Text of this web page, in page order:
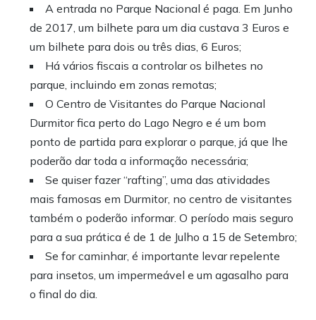
A entrada no Parque Nacional é paga. Em Junho
de 2017, um bilhete para um dia custava 3 Euros e
um bilhete para dois ou três dias, 6 Euros;
Há vários fiscais a controlar os bilhetes no
parque, incluindo em zonas remotas;
O Centro de Visitantes do Parque Nacional
Durmitor fica perto do Lago Negro e é um bom
ponto de partida para explorar o parque, já que lhe
poderão dar toda a informação necessária;
Se quiser fazer “rafting”, uma das atividades
mais famosas em Durmitor, no centro de visitantes
também o poderão informar. O período mais seguro
para a sua prática é de 1 de Julho a 15 de Setembro;
Se for caminhar, é importante levar repelente
para insetos, um impermeável e um agasalho para
o final do dia.